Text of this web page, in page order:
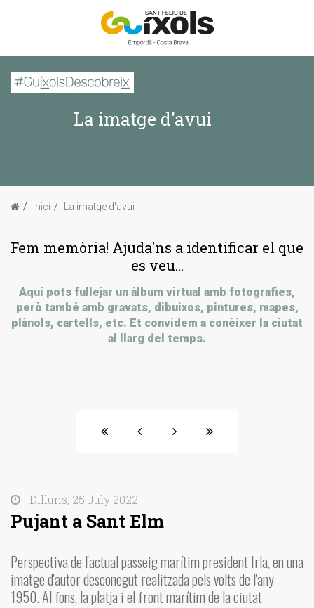
La imatge d'avui
Inici La imatge d'avui
Fem memòria! Ajuda'ns a identificar el que
es veu...
Aquí pots fullejar un álbum virtual amb fotografies,
però també amb gravats, dibuixos, pintures, mapes,
plànols, cartells, etc. Et convidem a conèixer la ciutat
al llarg del temps.
Dilluns, 25 July 2022
Pujant a Sant Elm
Perspectiva de l'actual passeig marítim president Irla, en una
imatge d'autor desconegut realitzada pels volts de l'any
1950. Al fons, la platja i el front marítim de la ciutat
Inici
Passejades